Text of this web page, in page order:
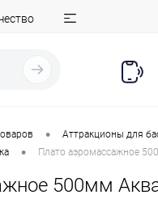
• Аттракционы для
• Плато аэромассажное
500мм